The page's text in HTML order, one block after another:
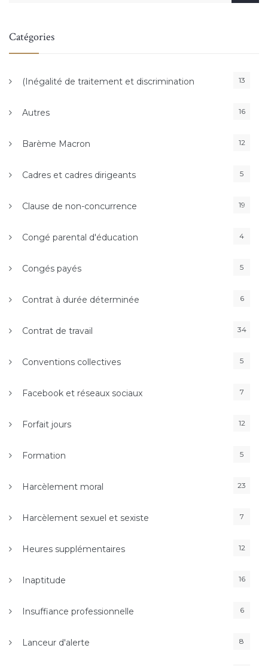
Catégories
(Inégalité de traitement et discrimination 13
Autres 16
Barème Macron 12
Cadres et cadres dirigeants 5
Clause de non-concurrence 19
Congé parental d'éducation 4
Congés payés 5
Contrat à durée déterminée 6
Contrat de travail 34
Conventions collectives 5
Facebook et réseaux sociaux 7
Forfait jours 12
Formation 5
Harcèlement moral 23
Harcèlement sexuel et sexiste 7
Heures supplémentaires 12
Inaptitude 16
Insuffiance professionnelle 6
Lanceur d'alerte 8